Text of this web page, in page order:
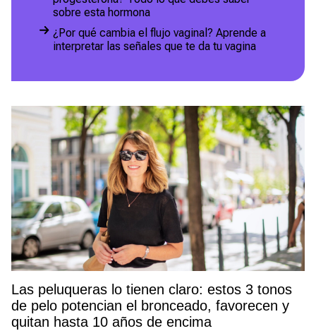
sobre esta hormona
¿Por qué cambia el flujo vaginal? Aprende a
interpretar las señales que te da tu vagina
Las peluqueras lo tienen claro: estos 3 tonos
de pelo potencian el bronceado, favorecen y
quitan hasta 10 años de encima